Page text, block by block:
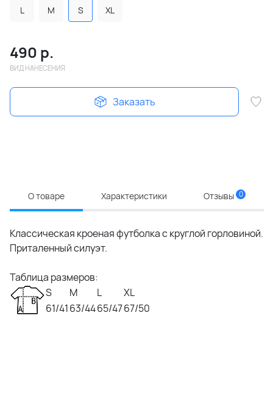
L M S XL
490 р.
ВИД НАНЕСЕНИЯ
Заказать
О товаре Характеристики Отзывы 0
Классическая кроеная футболка с круглой горловиной.
Приталенный силуэт.
Таблица размеров:
S
M L
XL
61/4163/4465/4767/50